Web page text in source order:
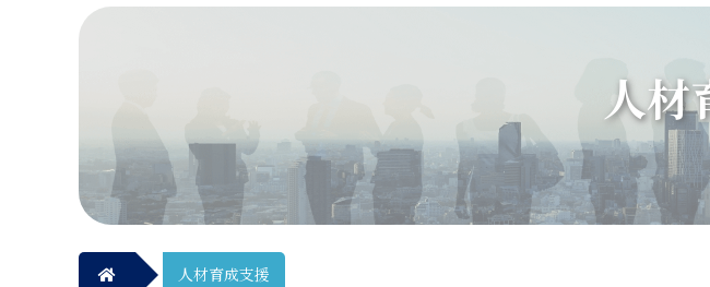
人材
人材育成支援